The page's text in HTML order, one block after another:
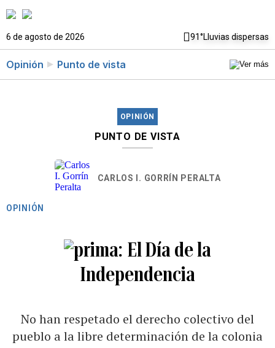
6 de agosto de 2026 91°Lluvias dispersas
Opinión Punto de vista
OPINIÓN
PUNTO DE VISTA
CARLOS I. GORRÍN PERALTA
OPINIÓN
El Día de la
Independencia
No han respetado el derecho colectivo del
pueblo a la libre determinación de la colonia